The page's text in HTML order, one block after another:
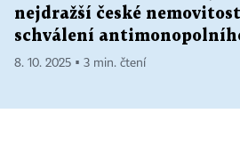
nejdražší české
schválení
8. 10. 2025 ▪ 3 min. čtení